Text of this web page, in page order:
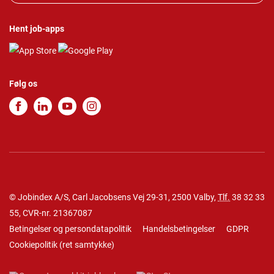
Hent job-apps
Følg os
© Jobindex A/S, Carl Jacobsens Vej 29-31, 2500 Valby, Tlf. 38 32 33
55, CVR-nr. 21367087
Betingelser og persondatapolitik
Handelsbetingelser
GDPR
Cookiepolitik (ret samtykke)